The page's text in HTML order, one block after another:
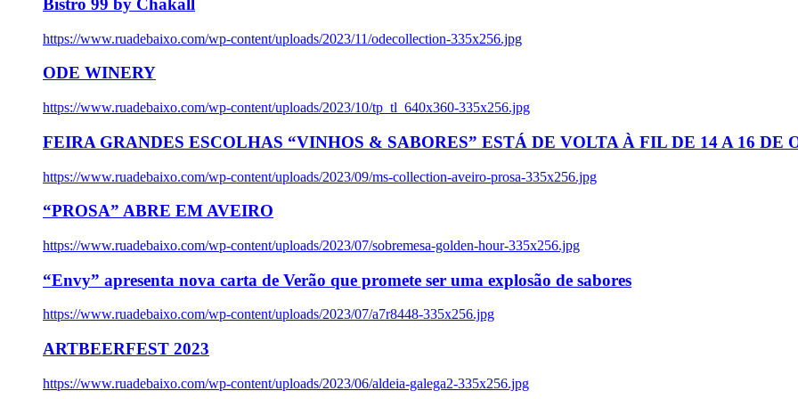
Bistro 99 by Chakall
https://www.ruadebaixo.com/wp-content/uploads/2023/11/odecollection-335x256.jpg
ODE WINERY
https://www.ruadebaixo.com/wp-content/uploads/2023/10/tp_tl_640x360-335x256.jpg
FEIRA GRANDES ESCOLHAS “VINHOS & SABORES” ESTÁ DE VOLTA À FIL DE 14 A 16 DE
https://www.ruadebaixo.com/wp-content/uploads/2023/09/ms-collection-aveiro-prosa-335x256.jpg
“PROSA” ABRE EM AVEIRO
https://www.ruadebaixo.com/wp-content/uploads/2023/07/sobremesa-golden-hour-335x256.jpg
“Envy” apresenta nova carta de Verão que promete ser uma explosão de sabores
https://www.ruadebaixo.com/wp-content/uploads/2023/07/a7r8448-335x256.jpg
ARTBEERFEST 2023
https://www.ruadebaixo.com/wp-content/uploads/2023/06/aldeia-galega2-335x256.jpg